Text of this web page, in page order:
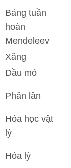
Bảng tuần
hoàn
Mendeleev
Xăng
Dầu mỏ
Phân lân
Hóa học vật
lý
Hóa lý